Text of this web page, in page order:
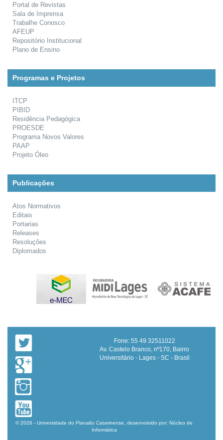
Portal de Revistas
Sala de Imprensa
Trabalhe Conosco
AFEUP
Repositório Institucional
Plano de Ensino
Programas e Projetos
ITCP
PIBID
Residência Pedagógica
PROESDE
Programa Novos Valores
PAAP
Projeto Óleo
Publicações
Atos Normativos
Editais
Portarias
Releases
Resoluções
Diplomados
Fone: 55 49 32511022
Av. Castelo Branco, nº170, Bairro
Universitário - Lages - SC - Brasil
© 2026 - Universidade do Planalto Catarinense, desenvolvido por: Núcleo de
Informática